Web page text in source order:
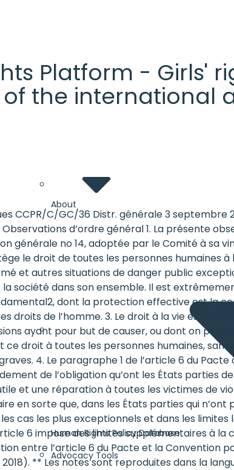
Platform - Girls'
the international
About
Human Rights Policy Database
Advocacy Tools
CCPR/C/GC/36 Distr. générale 3 septembre
d’ordre général 1. La présente
générale no 14, adoptée par le Comité à sa
le droit de toutes les personnes humaines à
et autres situations de danger public
société dans son ensemble. Il est
dont la protection effective est la
droits de l’homme. 3. Le droit à la vie est un
ayant pour but de causer, ou dont on peut
droit à toutes les personnes humaines,
4. Le paragraphe 1 de l’article 6 du
de l’obligation qu’ont les États parties
et une réparation à toutes les victimes de
en sorte que, dans les États parties qui
cas les plus exceptionnels et dans les
6 impose des limites supplémentaires à
entre l’article 6 du Pacte et la Convention
** Les notes sont reproduites dans la